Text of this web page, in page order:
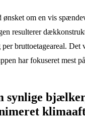
ønsket om en vis
resulterer
bruttoetageareal.
har fokuseret mest
synlige